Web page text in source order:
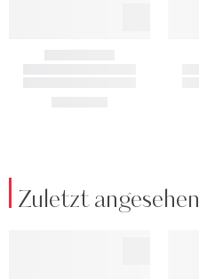
Zuletzt angesehen